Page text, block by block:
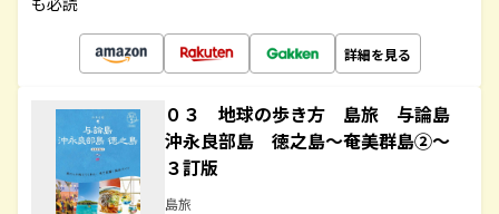
詳細を見る
０３ 地球の歩き方 島旅 与論島
沖永良部島 徳之島～奄美群島②～
３訂版
島旅